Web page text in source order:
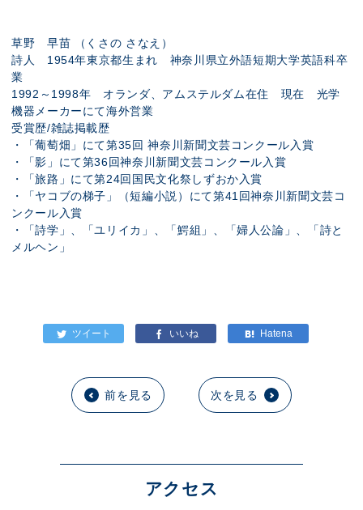
草野 早苗 （くさの さなえ）
詩人 1954年東京都生まれ 神奈川県立外語短期大学英語科卒
業
1992～1998年 オランダ、アムステルダム在住 現在 光学
機器メーカーにて海外営業
受賞歴/雑誌掲載歴
・「葡萄畑」にて第35回 神奈川新聞文芸コンクール入賞
・「影」にて第36回神奈川新聞文芸コンクール入賞
・「旅路」にて第24回国民文化祭しずおか入賞
・「ヤコブの梯子」（短編小説）にて第41回神奈川新聞文芸コ
ンクール入賞
・「詩学」、「ユリイカ」、「鰐組」、「婦人公論」、「詩と
メルヘン」
前を見る 次を見る
アクセス